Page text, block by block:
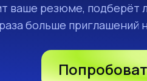
ваше резюме, подберёт
больше приглашений